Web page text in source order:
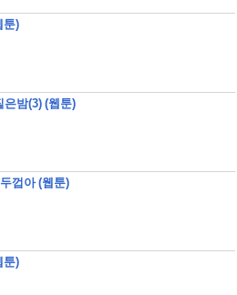
툰)
은밤(3) (웹툰)
껍아 (웹툰)
툰)